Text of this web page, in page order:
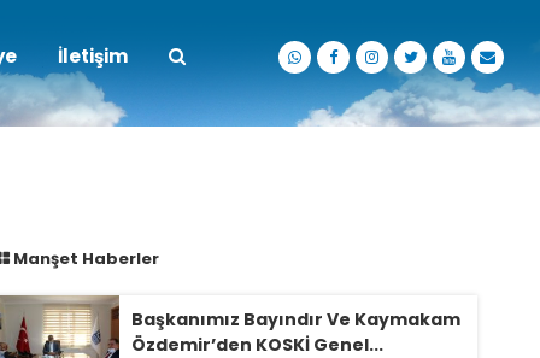
İletişim
Manşet Haberler
Başkanımız Bayındır Ve Kaymakam
Özdemir’den KOSKİ Genel...